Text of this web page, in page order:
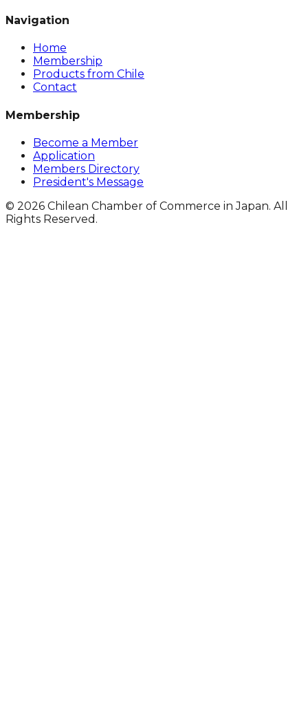
Navigation
Home
Membership
Products from Chile
Contact
Membership
Become a Member
Application
Members Directory
President's Message
© 2026 Chilean Chamber of Commerce in Japan. All
Rights Reserved.